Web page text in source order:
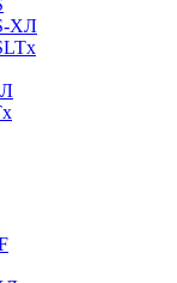
ХЛ